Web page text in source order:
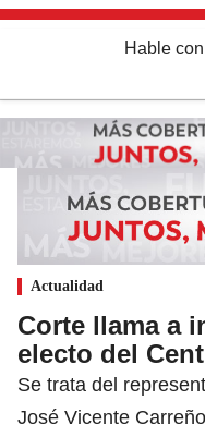
Hable con
Actualidad
Corte llama a
electo del
Se trata del
José Vicente